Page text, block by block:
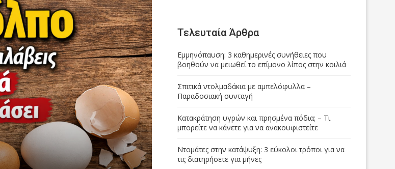
Τελευταία Άρθρα
Εμμηνόπαυση: 3 καθημερινές συνήθειες που
βοηθούν να μειωθεί το επίμονο λίπος στην κοιλιά
Σπιτικά ντολμαδάκια με αμπελόφυλλα –
Παραδοσιακή συνταγή
Κατακράτηση υγρών και πρησμένα πόδια; – Τι
μπορείτε να κάνετε για να ανακουφιστείτε
Ντομάτες στην κατάψυξη: 3 εύκολοι τρόποι για να
τις διατηρήσετε για μήνες